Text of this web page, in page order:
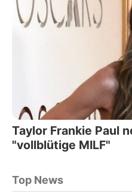
Taylor Frankie Paul
"vollblütige MILF"
Top News